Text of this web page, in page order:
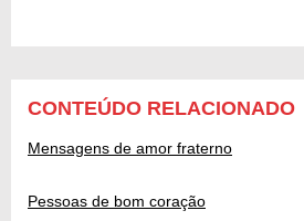
CONTEÚDO RELACIONADO
Mensagens de amor fraterno
Pessoas de bom coração